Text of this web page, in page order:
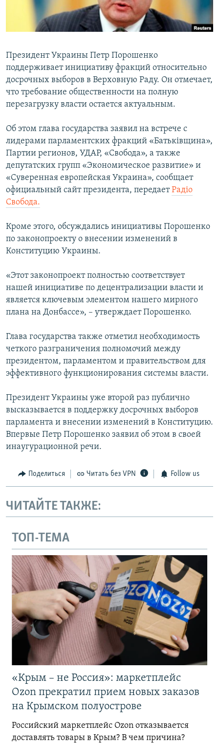
ПОБЕДИТЕЛЕЙ НЕ СУДЯТ?
КРЫМ.НЕПОКОРЕННЫЙ
УКРАИНСКАЯ ПРОБЛЕМА КРЫМА
ПРИСОЕДИНЯЙТЕСЬ!
Все сайты RFE/RL
Президент Украины Петр Порошенко
поддерживает инициативу фракций относительно
досрочных выборов в Верховную Раду. Он отмечает,
что требование общественности на полную
перезагрузку власти остается актуальным.
Об этом глава государства заявил на встрече с
лидерами парламентских фракций «Батьківщина»,
Партии регионов, УДАР, «Свобода», а также
депутатских групп «Экономическое развитие» и
«Суверенная европейская Украина», сообщает
официальный сайт президента, передаетРадіо
Свобода.
Кроме этого, обсуждались инициативы Порошенко
по законопроекту о внесении изменений в
Конституцию Украины.
«Этот законопроект полностью соответствует
нашей инициативе по децентрализации власти и
является ключевым элементом нашего мирного
плана на Донбассе», – утверждает Порошенко.
Глава государства также отметил необходимость
четкого разграничения полномочий между
президентом, парламентом и правительством для
эффективного функционирования системы власти.
Президент Украины уже второй раз публично
высказывается в поддержку досрочных выборов
парламента и внесении изменений в Конституцию.
Впервые Петр Порошенко заявил об этом в своей
инаугурационной речи.
Поделиться Читать без VPN Follow us
ЧИТАЙТЕ ТАКЖЕ:
ТОП-ТЕМА
«Крым – не Россия»: маркетплейс
Ozon прекратил прием новых заказов
на Крымском полуострове
Российский маркетплейс Ozon отказывается
доставлять товары в Крым? В чем причина?